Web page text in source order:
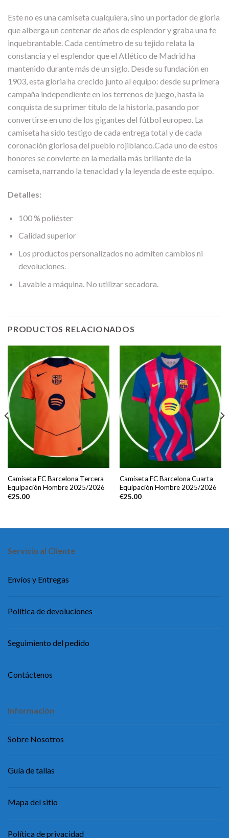
Este no es una camiseta cualquiera, sino un portador de gloria
que alberga un centenar de años de esplendor y graba una fe
inquebrantable. Cada centímetro de su tejido relata la
constancia y el esplendor que el Atlético de Madrid ha
mantenido durante más de un siglo. Desde su fundación en
1903, esta gloria ha crecido junto al equipo: desde su primera
campaña independiente en los terrenos de juego, hasta la
conquista de su primer título de la historia, pasando por
convertirse en uno de los gigantes del fútbol europeo. La
camiseta ha sido testigo de cada entrega total y de cada
coronación gloriosa del pueblo rojiblanco.Cada uno de estos
honores se convierte en la medalla más brillante de la
camiseta, narrando la tenacidad y la leyenda de este equipo.
Detalles:
100 % poliéster
Calidad superior
Los productos personalizados no admiten cambios ni
devoluciones.
Lavable a máquina. No utilizar secadora.
PRODUCTOS RELACIONADOS
Camiseta FC Barcelona Tercera
Equipación Hombre 2025/2026
€25.00
Camiseta FC Barcelona Cuarta
Equipación Hombre 2025/2026
€25.00
Servicio al Cliente
Envíos y Entregas
Política de devoluciones
Seguimiento del pedido
Contáctenos
Información
Sobre Nosotros
Guía de tallas
Mapa del sitio
Política de privacidad